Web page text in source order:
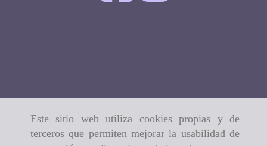
Este sitio web utiliza cookies propias y de
terceros que permiten mejorar la usabilidad de